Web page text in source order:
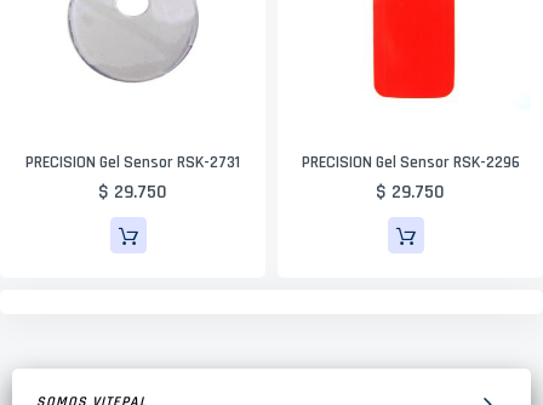
PRECISION Gel Sensor RSK-2731
$ 29.750
PRECISION Gel Sensor RSK-2296
$ 29.750